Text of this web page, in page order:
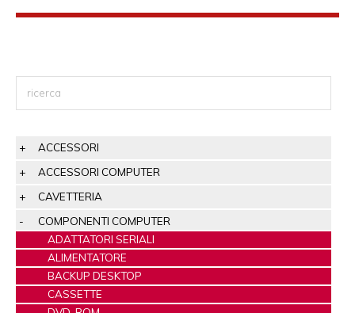
ACCESSORI
ACCESSORI COMPUTER
CAVETTERIA
COMPONENTI COMPUTER
ADATTATORI SERIALI
ALIMENTATORE
BACKUP DESKTOP
CASSETTE